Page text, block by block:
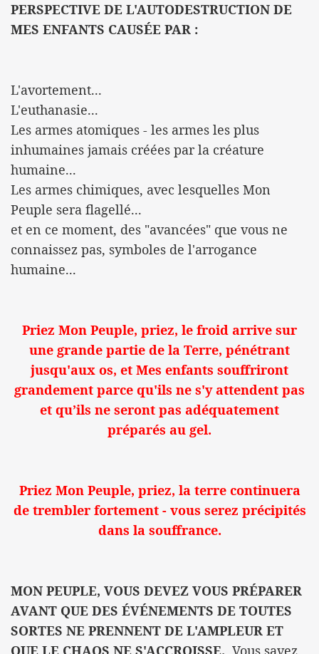
PERSPECTIVE DE L'AUTODESTRUCTION DE
MES ENFANTS CAUSÉE PAR :
L'avortement...
L'euthanasie...
Les armes atomiques - les armes les plus
inhumaines jamais créées par la créature
humaine...
Les armes chimiques, avec lesquelles Mon
Peuple sera flagellé...
et en ce moment, des "avancées" que vous ne
connaissez pas, symboles de l'arrogance
humaine...
Priez Mon Peuple, priez, le froid arrive sur
une grande partie de la Terre, pénétrant
jusqu'aux os, et Mes enfants souffriront
grandement parce qu'ils ne s'y attendent pas
et qu’ils ne seront pas adéquatement
préparés au gel.
Priez Mon Peuple, priez, la terre continuera
de trembler fortement - vous serez précipités
dans la souffrance.
MON PEUPLE, VOUS DEVEZ VOUS PRÉPARER
AVANT QUE DES ÉVÉNEMENTS DE TOUTES
SORTES NE PRENNENT DE L'AMPLEUR ET
QUE LE CHAOS NE S'ACCROISSE. Vous savez